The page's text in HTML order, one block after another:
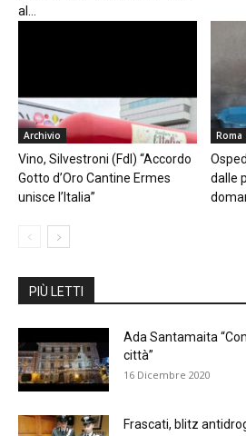
al...
Archivio
Vino, Silvestroni (FdI) “Accordo
Gotto d’Oro Cantine Ermes
unisce l’Italia”
Roma
dalle
PIÙ LETTI
Ada Santamaita
città”
16 Dicembre 2020
Frascati, blitz